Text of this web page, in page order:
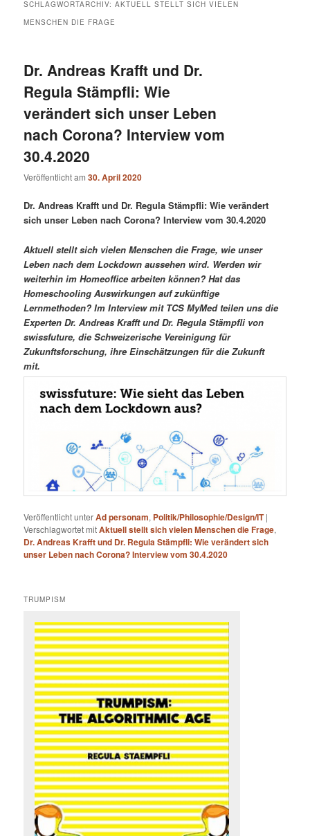
SCHLAGWORTARCHIV:AKTUELL STELLT SICH VIELEN
MENSCHEN DIE FRAGE
Dr. Andreas Krafft und Dr.
Regula Stämpfli: Wie
verändert sich unser Leben
nach Corona? Interview vom
30.4.2020
Veröffentlicht am30. April 2020
Dr. Andreas Krafft und Dr. Regula Stämpfli: Wie verändert
sich unser Leben nach Corona? Interview vom 30.4.2020
Aktuell stellt sich vielen Menschen die Frage, wie unser
Leben nach dem Lockdown aussehen wird. Werden wir
weiterhin im Homeoffice arbeiten können? Hat das
Homeschooling Auswirkungen auf zukünftige
Lernmethoden? Im Interview mit TCS MyMed teilen uns die
Experten Dr. Andreas Krafft und Dr. Regula Stämpfli von
swissfuture, die Schweizerische Vereinigung für
Zukunftsforschung, ihre Einschätzungen für die Zukunft
mit.
Veröffentlicht unterAd personam, Politik/Philosophie/Design/IT |
Verschlagwortet mitAktuell stellt sich vielen Menschen die Frage,
Dr. Andreas Krafft und Dr. Regula Stämpfli: Wie verändert sich
unser Leben nach Corona? Interview vom 30.4.2020
TRUMPISM